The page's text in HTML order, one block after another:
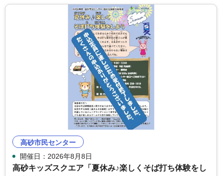
高砂市民センター
開催日：2026年8月8日
高砂キッズスクエア「夏休み♪楽しくそば打ち体験をし